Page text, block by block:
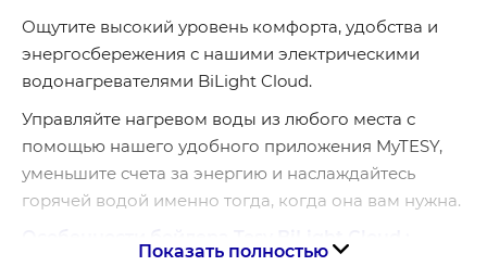
Ощутите высокий уровень комфорта, удобства и
энергосбережения с нашими электрическими
водонагревателями BiLight Cloud.
Управляйте нагревом воды из любого места с
помощью нашего удобного приложения MyTESY,
уменьшите счета за энергию и наслаждайтесь
горячей водой именно тогда, когда она вам нужна.
Показать полностью